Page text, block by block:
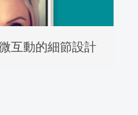
互動的細節設計